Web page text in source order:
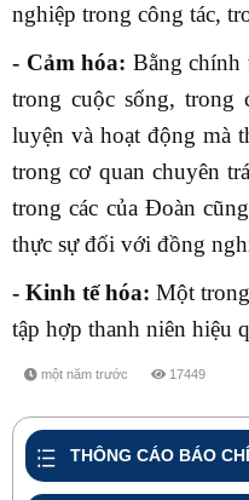
nghiệp trong công tác,
- Cảm hóa: Bằng chính
trong cuộc sống, trong
luyện và hoạt động mà
trong cơ quan chuyên
trong các của Đoàn
thực sự đối với đồng
- Kinh tế hóa: Một
tập hợp thanh niên hiệu
một năm trước 17449
THÔNG CÁO BÁO CHÍ